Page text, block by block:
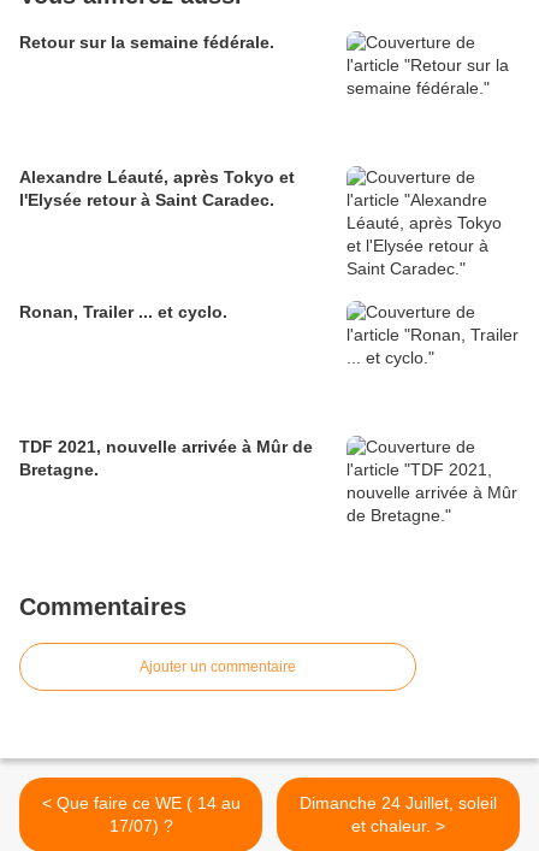
Retour sur la semaine fédérale.
Alexandre Léauté, après Tokyo et
l'Elysée retour à Saint Caradec.
Ronan, Trailer ... et cyclo.
TDF 2021, nouvelle arrivée à Mûr de
Bretagne.
Commentaires
Ajouter un commentaire
< Que faire ce WE ( 14 au
17/07) ?
Dimanche 24 Juillet, soleil
et chaleur. >